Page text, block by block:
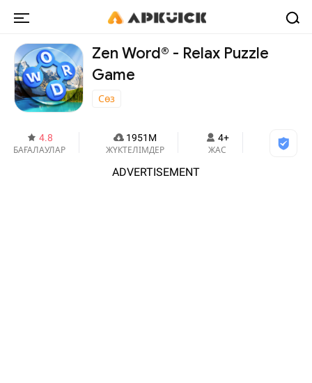
Zen Word® - Relax Puzzle
Game
Сөз
4.8
БАҒАЛАУЛАР
1951M
ЖҮКТЕЛІМДЕР
4+
ЖАС
ADVERTISEMENT